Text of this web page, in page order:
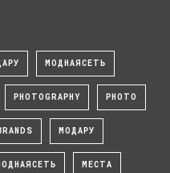
МОДНАЯСЕТЬ
PHOTOGRAPHY PHOTO
МОДАРУ
МЕСТА